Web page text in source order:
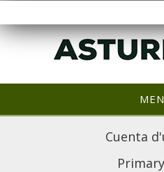
Cuenta